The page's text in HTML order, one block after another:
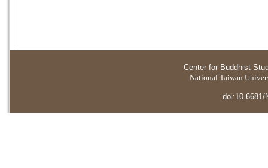
Center for Buddhist
National Taiwan
doi:10.6681/